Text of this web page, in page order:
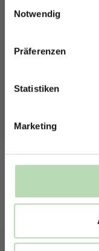
Notwendig
Präferenzen
Statistiken
Marketing
Du möchtest eine
Unser Konfigurator
So einfach geht es:
sowie die Anzahl
auswählen.
Schaubild als
individuelles